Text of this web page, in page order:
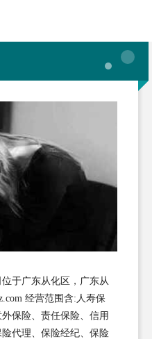
于广东从化区，广东从
经营范围含:人寿保
保险、责任保险、信用
代理、保险经纪、保险